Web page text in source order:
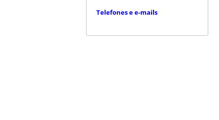
Telefones e e-mails